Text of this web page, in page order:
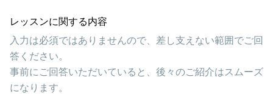
レッスンに関する内容
入力は必須ではありませんので、差し支えない範囲でご回
答ください。
事前にご回答いただいていると、後々のご紹介はスムーズ
になります。